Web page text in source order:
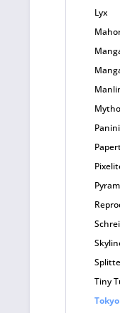
Lyx
Tiny